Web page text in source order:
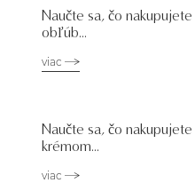
Naučte sa, čo
obľúb...
viac
Naučte sa, čo
krémom...
viac